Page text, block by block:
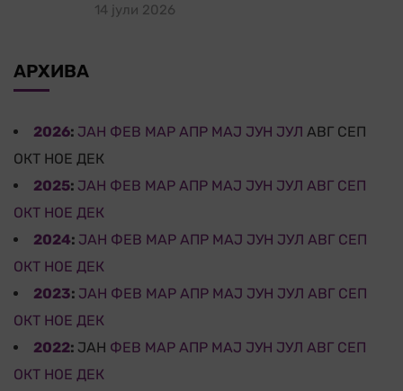
14 јули 2026
АРХИВА
2026: ЈАН ФЕВ МАР АПР МАЈ ЈУН ЈУЛ АВГ СЕП
ОКТ НОЕ ДЕК
2025: ЈАН ФЕВ МАР АПР МАЈ ЈУН ЈУЛ АВГ СЕП
ОКТ НОЕ ДЕК
2024: ЈАН ФЕВ МАР АПР МАЈ ЈУН ЈУЛ АВГ СЕП
ОКТ НОЕ ДЕК
2023: ЈАН ФЕВ МАР АПР МАЈ ЈУН ЈУЛ АВГ СЕП
ОКТ НОЕ ДЕК
2022: ЈАН ФЕВ МАР АПР МАЈ ЈУН ЈУЛ АВГ СЕП
ОКТ НОЕ ДЕК